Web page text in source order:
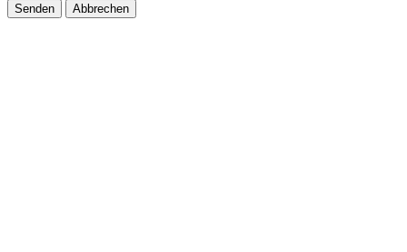
Senden Abbrechen